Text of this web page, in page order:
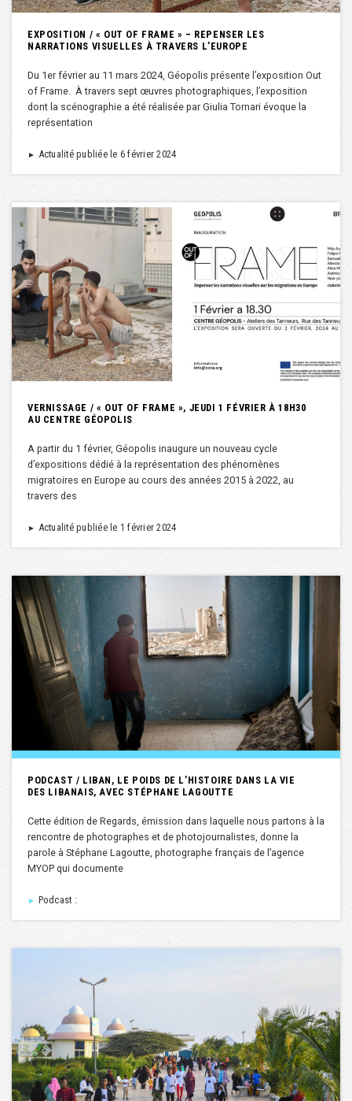
EXPOSITION / « OUT OF FRAME » – REPENSER LES
NARRATIONS VISUELLES À TRAVERS L’EUROPE
Du 1er février au 11 mars 2024, Géopolis présente l’exposition Out
of Frame. À travers sept œuvres photographiques, l’exposition
dont la scénographie a été réalisée par Giulia Tornari évoque la
représentation
► Actualité publiée le 6 février 2024
VERNISSAGE / « OUT OF FRAME », JEUDI 1 FÉVRIER À 18H30
AU CENTRE GÉOPOLIS
A partir du 1 février, Géopolis inaugure un nouveau cycle
d’expositions dédié à la représentation des phénomènes
migratoires en Europe au cours des années 2015 à 2022, au
travers des
► Actualité publiée le 1 février 2024
PODCAST / LIBAN, LE POIDS DE L’HISTOIRE DANS LA VIE
DES LIBANAIS, AVEC STÉPHANE LAGOUTTE
Cette édition de Regards, émission dans laquelle nous partons à la
rencontre de photographes et de photojournalistes, donne la
parole à Stéphane Lagoutte, photographe français de l’agence
MYOP qui documente
► Podcast :